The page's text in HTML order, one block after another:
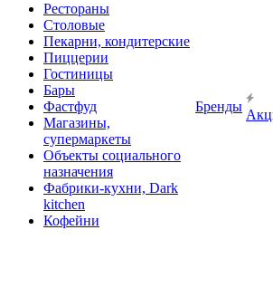
Рестораны
Столовые
Пекарни, кондитерские
Пиццерии
Гостиницы
Бары
Фастфуд
Магазины,
супермаркеты
Объекты социального
назначения
Фабрики-кухни, Dark
kitchen
Кофейни
Бренды